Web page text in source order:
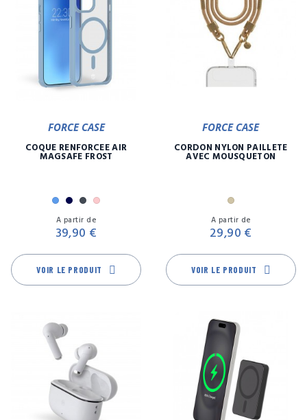
FORCE CASE
COQUE RENFORCÉE AIR
MAGSAFE FROST
BleuMarine
NoirRose
A partir de
39,90 €
VOIR LE PRODUIT
FORCE CASE
CORDON NYLON PAILLETE
AVEC MOUSQUETON
Or
A partir de
29,90 €
VOIR LE PRODUIT